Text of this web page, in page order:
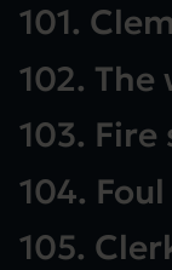
101.
102.
103. Fire
104.
105.